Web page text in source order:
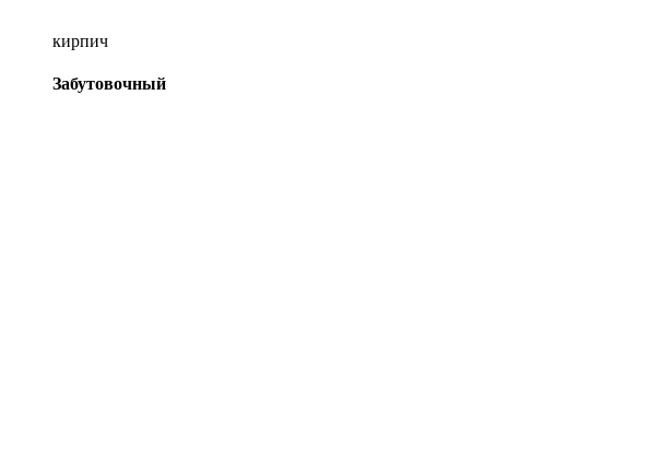
кирпич
Забутовочный